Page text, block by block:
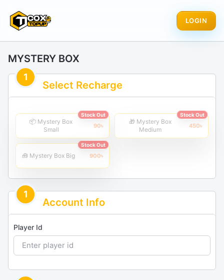
LOGIN
MYSTERY BOX
1
Select Recharge
📦 Mystery Box
Small
90৳
Stock Out
🎁 Mystery Box
Medium
450৳
Stock Out
🧰 Mystery Box Big 900৳
Stock Out
1
Account Info
Player Id